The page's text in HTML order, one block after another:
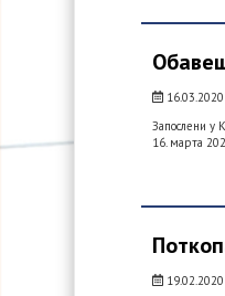
16.03.2020
Запослени у
16. марта
19.02.2020